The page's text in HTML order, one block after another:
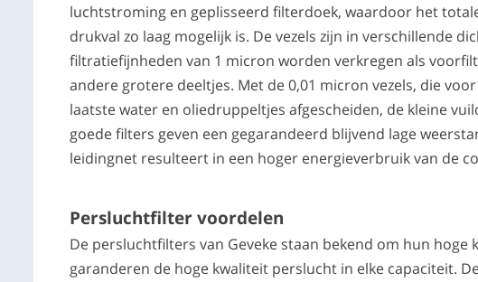
luchtstroming en geplisseerd filterdoek, waardoor het
drukval zo laag mogelijk is. De vezels zijn in verschillende
filtratiefijnheden van 1 micron worden verkregen als
andere grotere deeltjes. Met de 0,01 micron vezels, die
laatste water en oliedruppeltjes afgescheiden, de kleine
goede filters geven een gegarandeerd blijvend lage
leidingnet resulteert in een hoger energieverbruik van de
Persluchtfilter voordelen
De persluchtfilters van Geveke staan bekend om hun
garanderen de hoge kwaliteit perslucht in elke capaciteit.